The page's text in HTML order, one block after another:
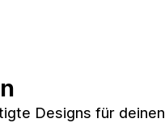
Designs für deinen